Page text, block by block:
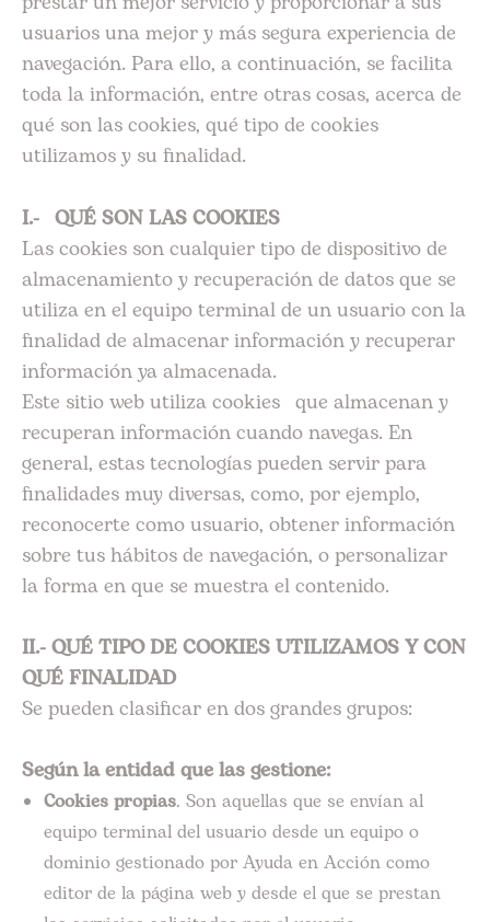
usuarios una mejor y más segura experiencia de
navegación. Para ello, a continuación, se facilita
toda la información, entre otras cosas, acerca de
qué son las cookies, qué tipo de cookies
utilizamos y su finalidad.
I.- QUÉ SON LAS COOKIES
Las cookies son cualquier tipo de dispositivo de
almacenamiento y recuperación de datos que se
utiliza en el equipo terminal de un usuario con la
finalidad de almacenar información y recuperar
información ya almacenada.
Este sitio web utiliza cookies que almacenan y
recuperan información cuando navegas. En
general, estas tecnologías pueden servir para
finalidades muy diversas, como, por ejemplo,
reconocerte como usuario, obtener información
sobre tus hábitos de navegación, o personalizar
la forma en que se muestra el contenido.
II.- QUÉ TIPO DE COOKIES UTILIZAMOS Y CON
QUÉ FINALIDAD
Se pueden clasificar en dos grandes grupos:
Según la entidad que las gestione:
Cookies propias. Son aquellas que se envían al
equipo terminal del usuario desde un equipo o
dominio gestionado por Ayuda en Acción como
editor de la página web y desde el que se prestan